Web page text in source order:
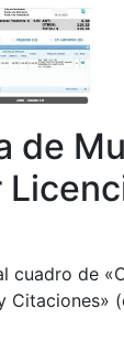
de
cuadro de
Citaciones»